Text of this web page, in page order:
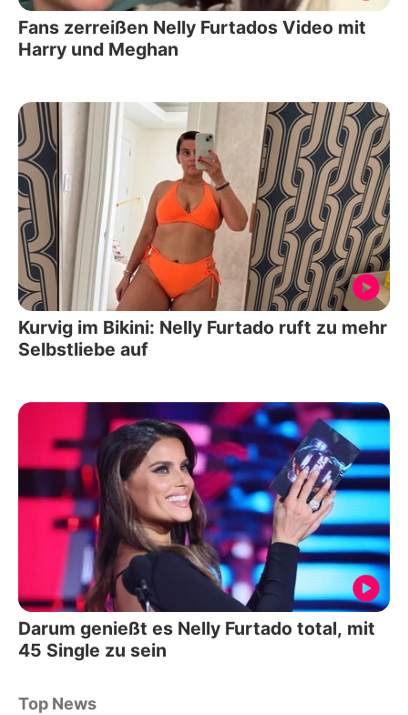
Fans zerreißen Nelly Furtados Video mit
Harry und Meghan
Kurvig im Bikini: Nelly Furtado ruft zu mehr
Selbstliebe auf
Darum genießt es Nelly Furtado total, mit
45 Single zu sein
Top News